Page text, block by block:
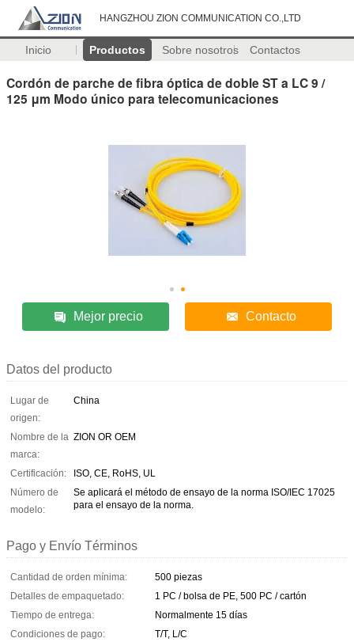
HANGZHOU ZION COMMUNICATION CO.,LTD
Inicio Productos Sobre nosotros Contactos
Cordón de parche de fibra óptica de doble ST a LC 9 /
125 μm Modo único para telecomunicaciones
Mejor precio Contacto
Datos del producto
Lugar de
origen:
China
Nombre de la
marca:
ZION OR OEM
Certificación:
ISO, CE, RoHS, UL
Número de
modelo:
Se aplicará el método de ensayo de la norma ISO/IEC 17025
para el ensayo de la norma.
Pago y Envío Términos
Cantidad de orden mínima:
500 piezas
Detalles de empaquetado:
1 PC / bolsa de PE, 500 PC / cartón
Tiempo de entrega:
Normalmente 15 días
Condiciones de pago:
T/T, L/C